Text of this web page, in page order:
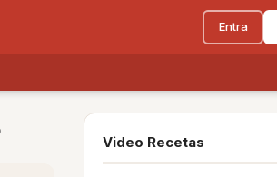
Entra
Video Recetas